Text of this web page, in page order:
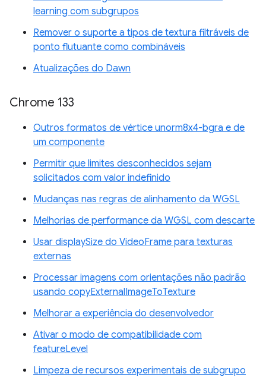
learning com subgrupos
Remover o suporte a tipos de textura filtráveis de
ponto flutuante como combináveis
Atualizações do Dawn
Chrome 133
Outros formatos de vértice unorm8x4-bgra e de
um componente
Permitir que limites desconhecidos sejam
solicitados com valor indefinido
Mudanças nas regras de alinhamento da WGSL
Melhorias de performance da WGSL com descarte
Usar displaySize do VideoFrame para texturas
externas
Processar imagens com orientações não padrão
usando copyExternalImageToTexture
Melhorar a experiência do desenvolvedor
Ativar o modo de compatibilidade com
featureLevel
Limpeza de recursos experimentais de subgrupo